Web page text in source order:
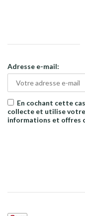
Adresse e-mail:
En cochant cette
collecte et utilise votre
informations et offres